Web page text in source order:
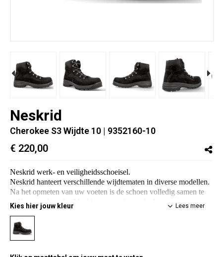
Neskrid
Cherokee S3 Wijdte 10 | 9352160-10
€ 220,00
Neskrid werk- en veiligheidsschoeisel.
Neskrid hanteert verschillende wijdtematen in diverse modellen.
Na het opmeten van uw voeten is de schoen volledig samen te
stellen naar breedte, klachten en werkzaamheden.
Wij zorgen voor de perfecte veiligheidsschoen.
Voor meer info of vragen:
Lees meer
Kies hier jouw kleur